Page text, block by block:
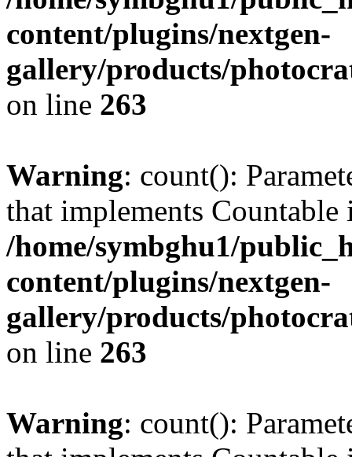
content/plugins/nextgen-
gallery/products/
on line 263
Warning: count():
that implements Countable
/home/symbghu1/
content/plugins/nextgen-
gallery/products/
on line 263
Warning: count():